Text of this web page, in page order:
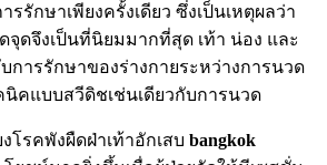
รักษาเพียงครั้งเดียว ซึ่งเป็นเหตุผลว่า
ดจึงเป็นที่นิยมมากที่สุด เท้า น่อง และ
การรักษาของร่างกายระหว่างการนวด
คแบบสวีดิชเช่นเดียวกับการนวด
โรคพังผืดฝ่าเท้าอักเสบ bangkok